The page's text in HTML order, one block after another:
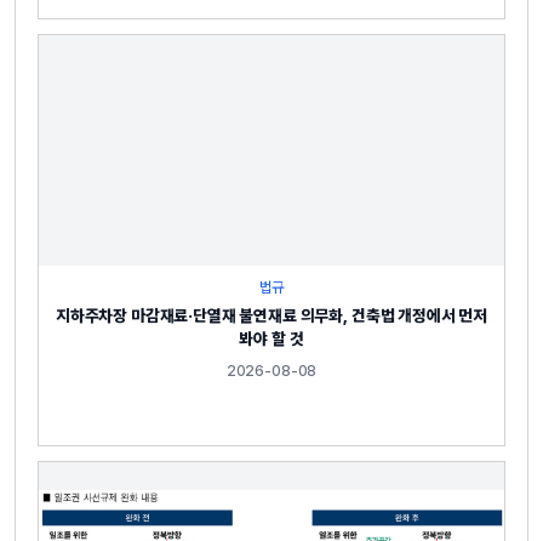
법규
지하주차장 마감재료·단열재 불연재료 의무화, 건축법 개정에서 먼저
봐야 할 것
2026-08-08